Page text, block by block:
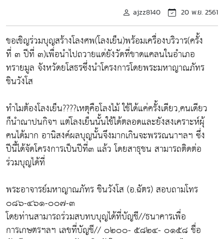
ajzz8140 20 พ.ย. 2561
ขอเชิญร่วมบุญสร้างโลงศพ(โลงเย็น)พร้อมเครื่องบริวาร(ครั้ง
ที่ ๓ ปีที่ ๓)เพื่อนำไปถวายแด่ยังวัดที่ขาดแคลนในอำเภอ
ทรายมูล จังหวัดยโสธรซึ่งนำโครงการโดยพระมหาญาณภัทร
ชินวังโส
ทำไมต้องโลงเย็น????เหตุคือโลงไม้ ใช้ได้แค่ครั้งเดียว,คนเดียว
ก็นำณาปนกิจฯ แต่โลงเย็นนั้นใช้ได้ตลอดและยังสงเคราะห์ผุ้
คนได้มาก อานิสงค์ผลบุญนั้นจึงมากเกินจะพรรณนาฯลฯ ซึ่ง
ปีนี้ได้จัดโครงการเป็นปีที่๓ แล้ว โดยสาธุชน สามารถติดต่อ
ร่วมบุญได้ที่
พระอาจารย์มหาญาณภัทร ชินวังโส (อ.ฉัตร) สอบถามโทร
๐๘๖-๔๖๑-๐๐๗-๓
โดยท่านสามารถร่วมสบทบบุญได้ที่บัญชี//ธนาคารเพื่อ
การเกษตรฯลฯ เลขที่บัญชี// ๐๒๐๐- ๕๘๒๔- ๐๑๕๘ ชื่อ